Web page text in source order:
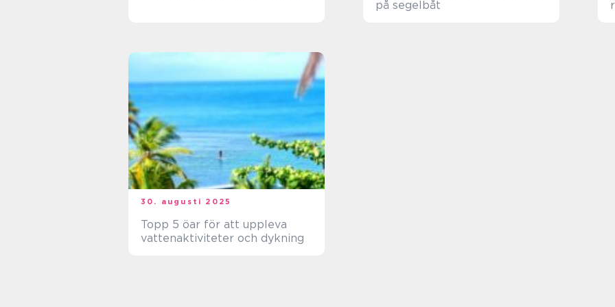
på segelbåt
30. augusti 2025
Topp 5 öar för att uppleva
vattenaktiviteter och dykning